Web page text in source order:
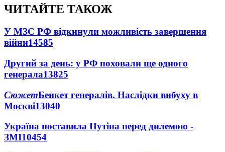
ЧИТАЙТЕ ТАКОЖ
У МЗС РФ відкинули можливість завершення
війни14585
Другий за день: у РФ поховали ще одного
генерала13825
СюжетБенкет генералів. Наслідки вибуху в
Москві13040
Україна поставила Путіна перед дилемою -
ЗМІ10454